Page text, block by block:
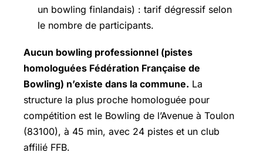
un bowling finlandais) : tarif dégressif selon
le nombre de participants.
Aucun bowling professionnel (pistes
homologuées Fédération Française de
Bowling) n’existe dans la commune. La
structure la plus proche homologuée pour
compétition est le Bowling de l’Avenue à Toulon
(83100), à 45 min, avec 24 pistes et un club
affilié FFB.